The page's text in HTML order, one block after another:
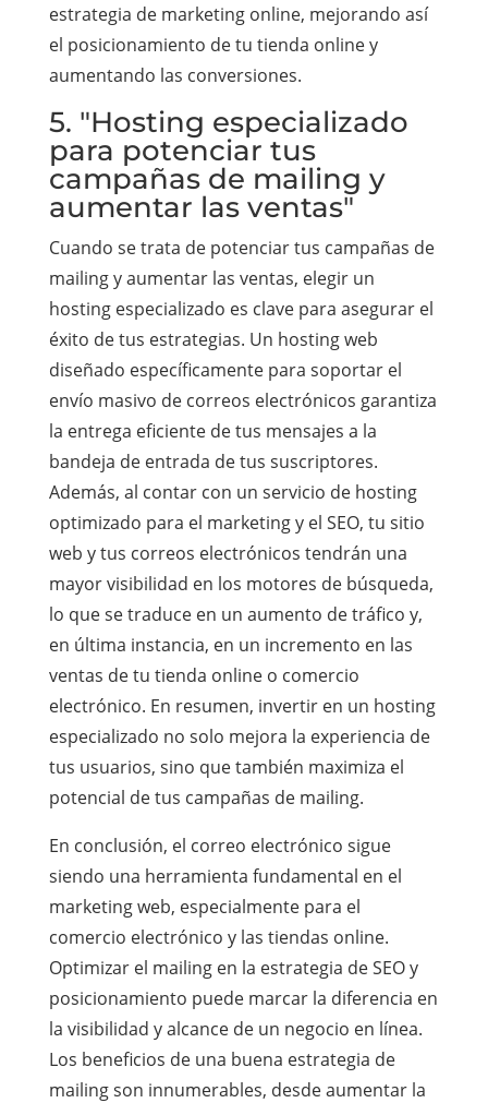
estrategia de marketing online, mejorando así
el posicionamiento de tu tienda online y
aumentando las conversiones.
5. "Hosting especializado
para potenciar tus
campañas de mailing y
aumentar las ventas"
Cuando se trata de potenciar tus campañas de
mailing y aumentar las ventas, elegir un
hosting especializado es clave para asegurar el
éxito de tus estrategias. Un hosting web
diseñado específicamente para soportar el
envío masivo de correos electrónicos garantiza
la entrega eficiente de tus mensajes a la
bandeja de entrada de tus suscriptores.
Además, al contar con un servicio de hosting
optimizado para el marketing y el SEO, tu sitio
web y tus correos electrónicos tendrán una
mayor visibilidad en los motores de búsqueda,
lo que se traduce en un aumento de tráfico y,
en última instancia, en un incremento en las
ventas de tu tienda online o comercio
electrónico. En resumen, invertir en un hosting
especializado no solo mejora la experiencia de
tus usuarios, sino que también maximiza el
potencial de tus campañas de mailing.
En conclusión, el correo electrónico sigue
siendo una herramienta fundamental en el
marketing web, especialmente para el
comercio electrónico y las tiendas online.
Optimizar el mailing en la estrategia de SEO y
posicionamiento puede marcar la diferencia en
la visibilidad y alcance de un negocio en línea.
Los beneficios de una buena estrategia de
mailing son innumerables, desde aumentar la